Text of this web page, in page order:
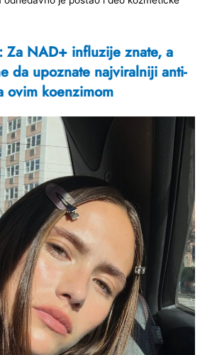
Za NAD+ influzije znate, a
da upoznate najviralniji anti-
ovim koenzimom